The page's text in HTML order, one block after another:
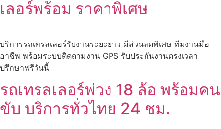
เลอร์พร้อม ราคาพิเศษ
บริการรถเทรลเลอร์รับงานระยะยาว มีส่วนลดพิเศษ ทีมงานมือ
อาชีพ พร้อมระบบติดตามงาน GPS รับประกันงานตรงเวลา
ปรึกษาฟรีวันนี้
รถเทรลเลอร์พ่วง 18 ล้อ พร้อมคน
ขับ บริการทั่วไทย 24 ชม.